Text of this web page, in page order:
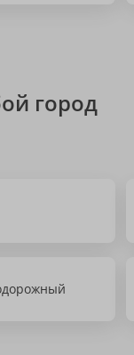
город